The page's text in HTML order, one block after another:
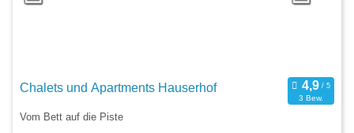
Chalets und Apartments Hauserhof
3 Bew.
Vom Bett auf die Piste